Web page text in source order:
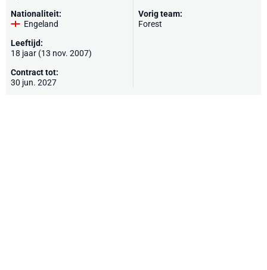
Nationaliteit:
Engeland
Leeftijd:
18 jaar (13 nov. 2007)
Contract tot:
30 jun. 2027
Vorig team:
Forest